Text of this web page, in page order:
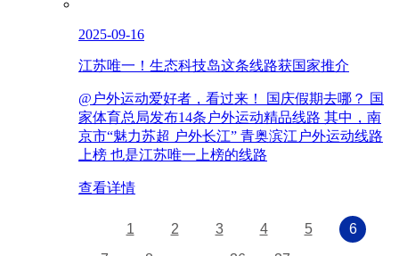
2025-09-16
江苏唯一！生态科技岛这条线路获国家推介
@户外运动爱好者，看过来！ 国庆假期去哪？ 国
家体育总局发布14条户外运动精品线路 其中，南
京市“魅力苏超 户外长江” 青奥滨江户外运动线路
上榜 也是江苏唯一上榜的线路
查看详情
1 2 3 4 5
6